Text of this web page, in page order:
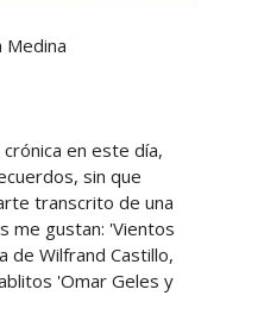
Medina
en este día,
sin que
transcrito de una
me gustan: 'Vientos
de Wilfrand Castillo,
'Omar Geles y